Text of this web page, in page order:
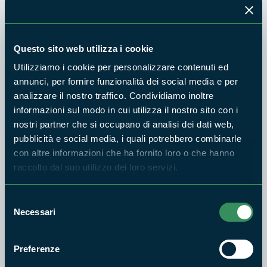
Questo sito web utilizza i cookie
Utilizziamo i cookie per personalizzare contenuti ed
annunci, per fornire funzionalità dei social media e per
analizzare il nostro traffico. Condividiamo inoltre
informazioni sul modo in cui utilizza il nostro sito con i
nostri partner che si occupano di analisi dei dati web,
pubblicità e social media, i quali potrebbero combinarle
con altre informazioni che ha fornito loro o che hanno
raccolto dal suo utilizzo dei loro servizi.
delNecessari
Preferenze
Per raggiungere la località è necessario prendere la strada
non asfaltata SP88 il cui imbocco si trova al Km 2.329 della
SP87 in Località Casaletto a Ronciglione, di fronte al
fontanile posto in prossimità dell'incrocio:
https://www.mapsview.net/@casale+longinotti
Lasciaremo le auto sul piazzale posto all’imbocco della strada
che sale per Monte Fogliano e, dopo un chilometro,
raggiungeremo il luogo dove si svolgerà il bagno di foresta.
Il percorso lungo il quale effettueremo il bagno di foresta è
60m). A questo vanno aggiunti i circa 2 km necessari a
ATTENZIONE
: Sono obbligatorie calzature con suola tipo